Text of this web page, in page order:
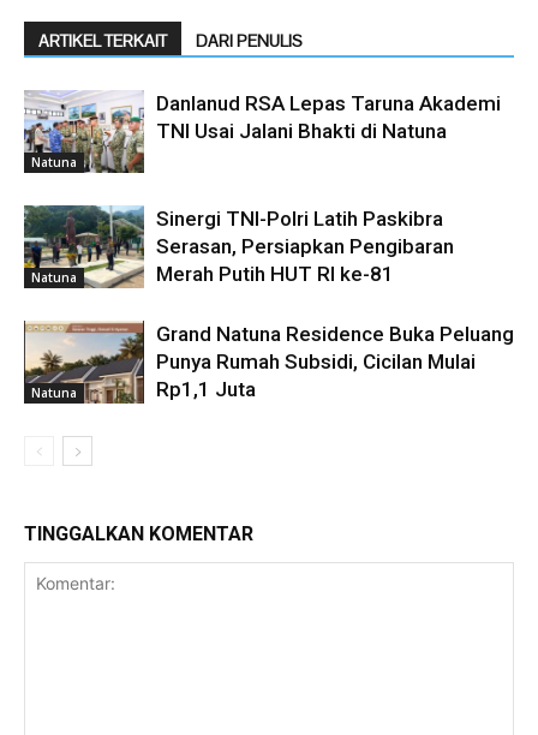
ARTIKEL TERKAIT DARI PENULIS
Natuna
Danlanud RSA Lepas Taruna Akademi
TNI Usai Jalani Bhakti di Natuna
Natuna
Sinergi TNI-Polri Latih Paskibra
Serasan, Persiapkan Pengibaran
Merah Putih HUT RI ke-81
Natuna
Grand Natuna Residence Buka Peluang
Punya Rumah Subsidi, Cicilan Mulai
Rp1,1 Juta
TINGGALKAN KOMENTAR